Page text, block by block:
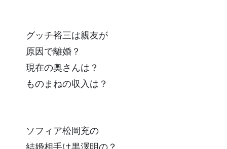
グッチ裕三は親友が
原因で離婚？
現在の奥さんは？
ものまねの収入は？
ソフィア松岡充の